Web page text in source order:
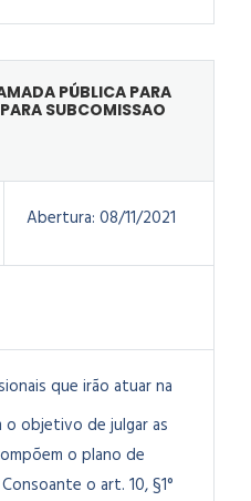
PÚBLICA PARA
SUBCOMISSAO
Abertura: 08/11/2021
que irão atuar na
o objetivo de julgar as
o plano de
o art. 10, §1°